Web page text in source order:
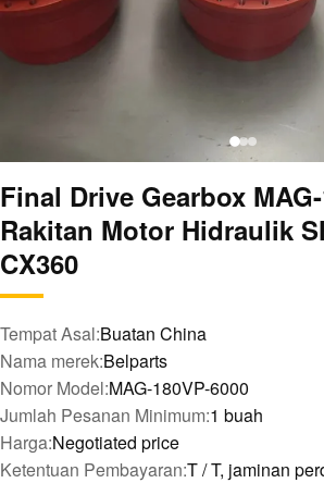
Final Drive Gearbox
Rakitan Motor Hidraulik
CX360
Tempat Asal:Buatan China
Nama merek:Belparts
Nomor Model:MAG-180VP-6000
Jumlah Pesanan Minimum:1 buah
Harga:Negotiated price
Ketentuan Pembayaran:T / T, jaminan